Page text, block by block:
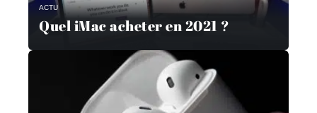
ACTU
Quel iMac acheter en 2021 ?